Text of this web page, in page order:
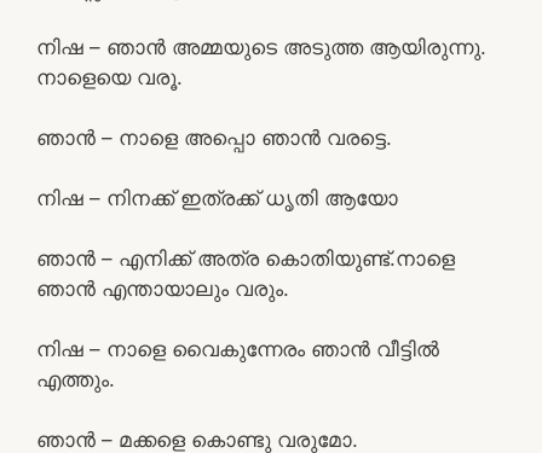
നിഷ – ഞാൻ അമ്മയുടെ അടുത്ത ആയിരുന്നു.
നാളെയെ വരൂ.
ഞാൻ – നാളെ അപ്പൊ ഞാൻ വരട്ടെ.
നിഷ – നിനക്ക് ഇത്രക്ക് ധൃതി ആയോ
ഞാൻ – എനിക്ക് അത്ര കൊതിയുണ്ട്.നാളെ
ഞാൻ എന്തായാലും വരും.
നിഷ – നാളെ വൈകുന്നേരം ഞാൻ വീട്ടിൽ
എത്തും.
ഞാൻ – മക്കളെ കൊണ്ടു വരുമോ.